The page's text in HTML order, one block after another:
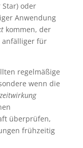
Star) oder
Anwendung
kommen, der
anfälliger für
regelmäßige
wenn die
überprüfen,
frühzeitig